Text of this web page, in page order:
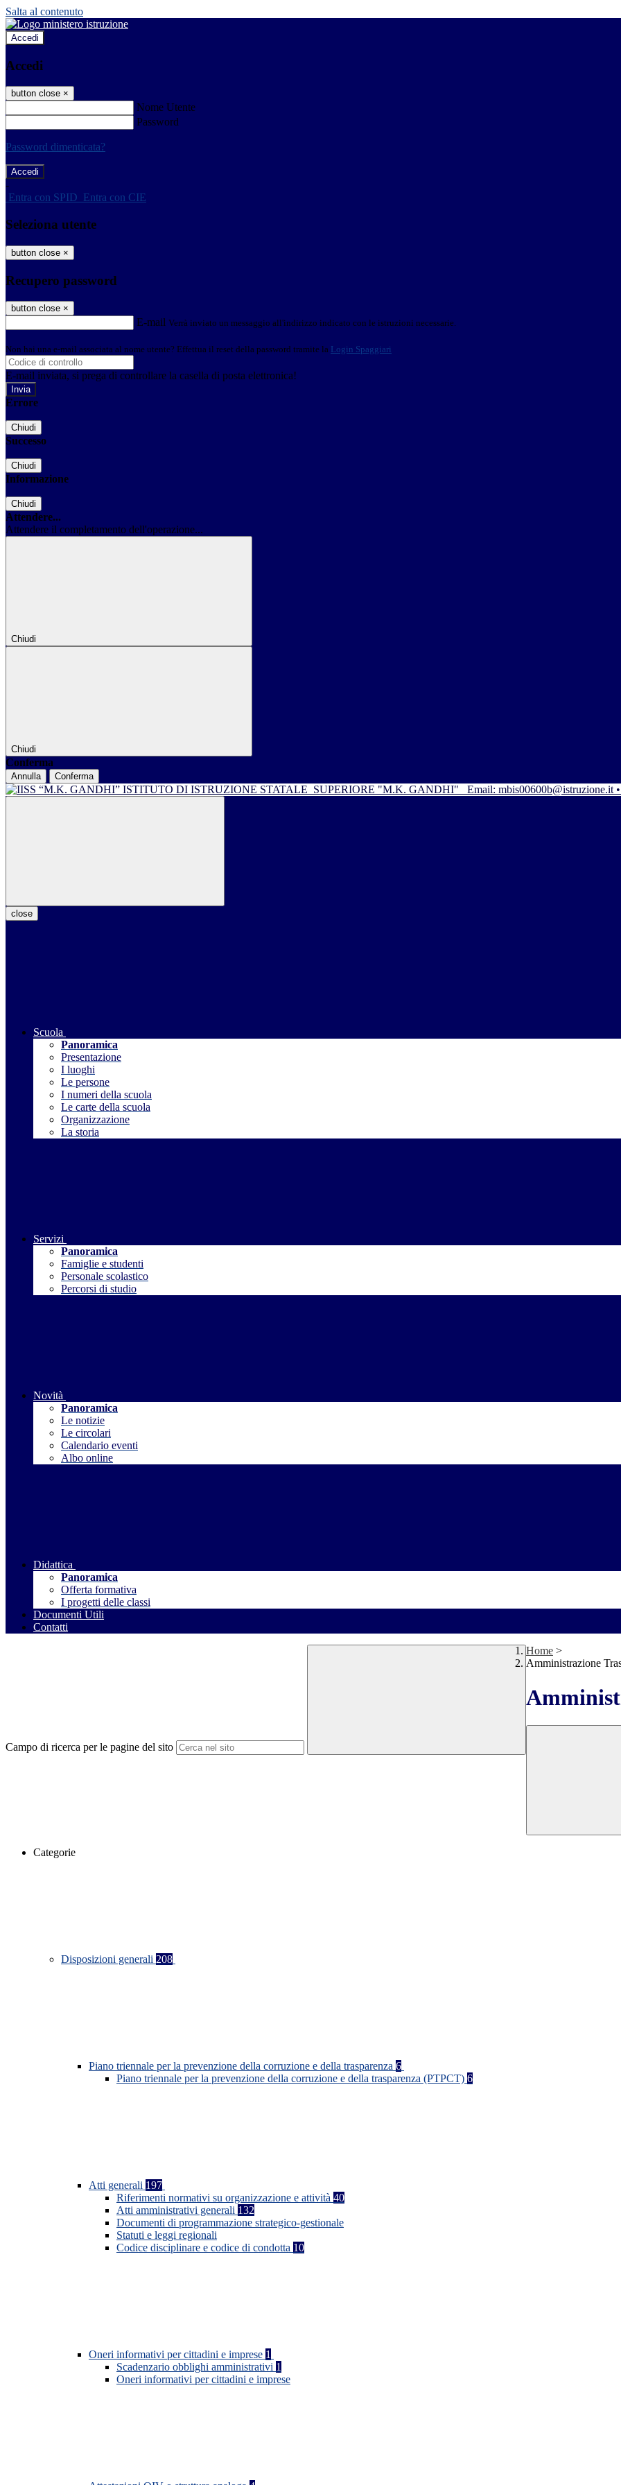
Salta al contenuto
Accedi
Accedi
button close ×
Nome Utente
Password
Password dimenticata?
-
Entra con SPID Entra con CIE
Seleziona utente
button close ×
Recupero password
button close ×
E-mail Verrà inviato un messaggio all'indirizzo indicato con le istruzioni necessarie.
Non hai una e-mail associata al nome utente? Effettua il reset della password tramite la Login Spaggiari
E-mail inviata, si prega di controllare la casella di posta elettronica!
Errore
Chiudi
Successo
Chiudi
Informazione
Chiudi
Attendere...
Attendere il completamento dell'operazione...
Chiudi
Chiudi
Conferma
Annulla Conferma
ISTITUTO DI ISTRUZIONE STATALE SUPERIORE "M.K. GANDHI" Email: mbis00600b@istruzione.it
close
Scuola
Panoramica
Presentazione
I luoghi
Le persone
I numeri della scuola
Le carte della scuola
Organizzazione
La storia
Servizi
Panoramica
Famiglie e studenti
Personale scolastico
Percorsi di studio
Novità
Panoramica
Le notizie
Le circolari
Calendario eventi
Albo online
Didattica
Panoramica
Offerta formativa
I progetti delle classi
Documenti Utili
Contatti
Campo di ricerca per le pagine del sito
Home >
Amministrazione
Categorie
Disposizioni generali 208
Piano triennale per la prevenzione della corruzione e della trasparenza 6
Piano triennale per la prevenzione della corruzione e della trasparenza (PTPCT) 6
Atti generali 197
Riferimenti normativi su organizzazione e attività 40
Atti amministrativi generali 132
Documenti di programmazione strategico-gestionale
Statuti e leggi regionali
Codice disciplinare e codice di condotta 10
Oneri informativi per cittadini e imprese 1
Scadenzario obblighi amministrativi 1
Oneri informativi per cittadini e imprese